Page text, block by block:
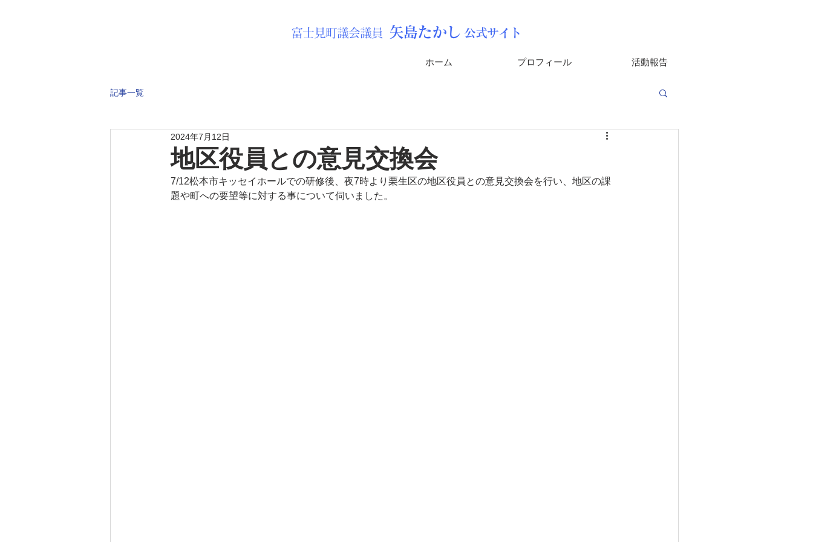
富士見町議会議員 矢島たかし 公式サイト
ホーム プロフィール 活動報告
記事一覧
地区役員との意見交換会
2024年7月12日
7/12松本市キッセイホールでの研修後、夜7時より栗生区の地区役員との意見交換会を行い、地区の課
題や町への要望等に対する事について伺いました。